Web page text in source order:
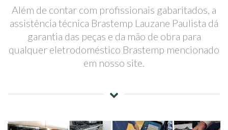
Além de contar com profissionais gabaritados, a
assistência técnica Brastemp Lauzane Paulista dá
garantia das peças e da mão de obra para
qualquer eletrodoméstico Brastemp mencionado
em nosso site.